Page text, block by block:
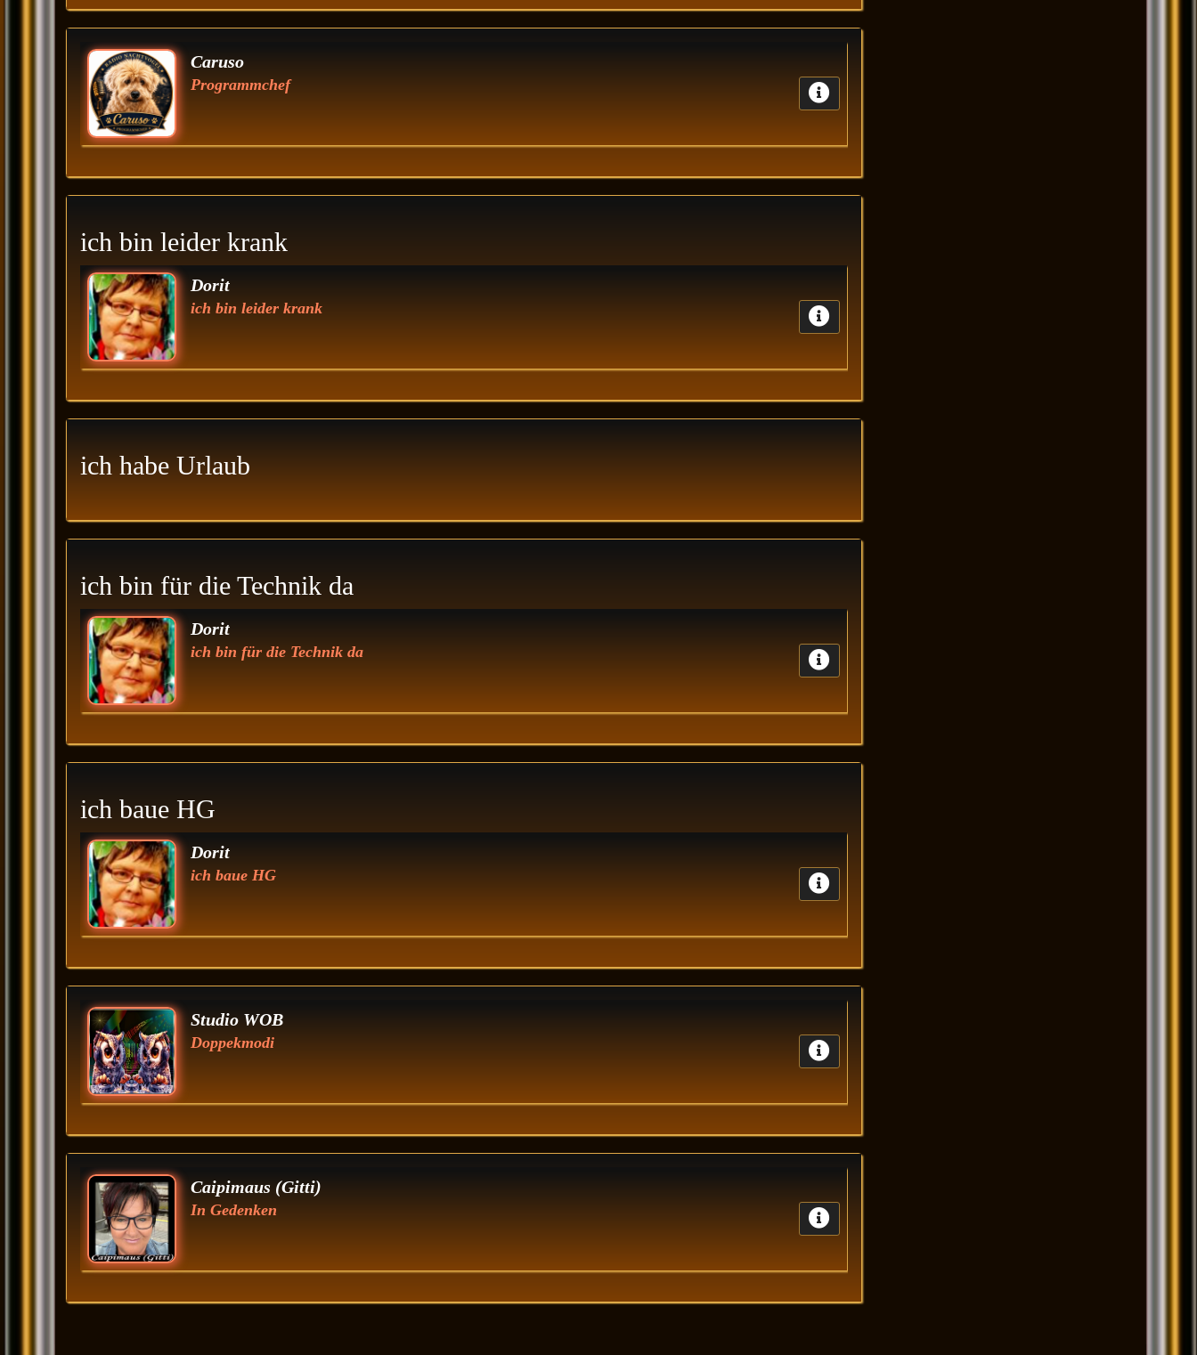
Caruso
Programmchef
ich bin leider krank
Dorit
ich bin leider krank
ich habe Urlaub
ich bin für die Technik da
Dorit
ich bin für die Technik da
ich baue HG
Dorit
ich baue HG
Studio WOB
Doppekmodi
Caipimaus (Gitti)
In Gedenken